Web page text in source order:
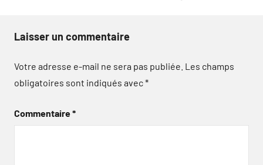
Laisser un commentaire
Votre adresse e-mail ne sera pas publiée. Les champs
obligatoires sont indiqués avec*
Commentaire*